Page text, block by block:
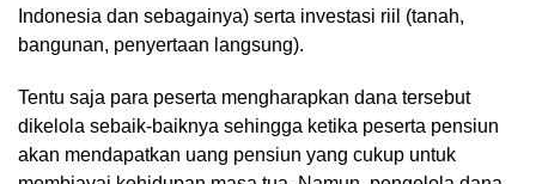
Indonesia dan sebagainya) serta investasi riil (tanah,
bangunan, penyertaan langsung).
Tentu saja para peserta mengharapkan dana tersebut
dikelola sebaik-baiknya sehingga ketika peserta pensiun
akan mendapatkan uang pensiun yang cukup untuk